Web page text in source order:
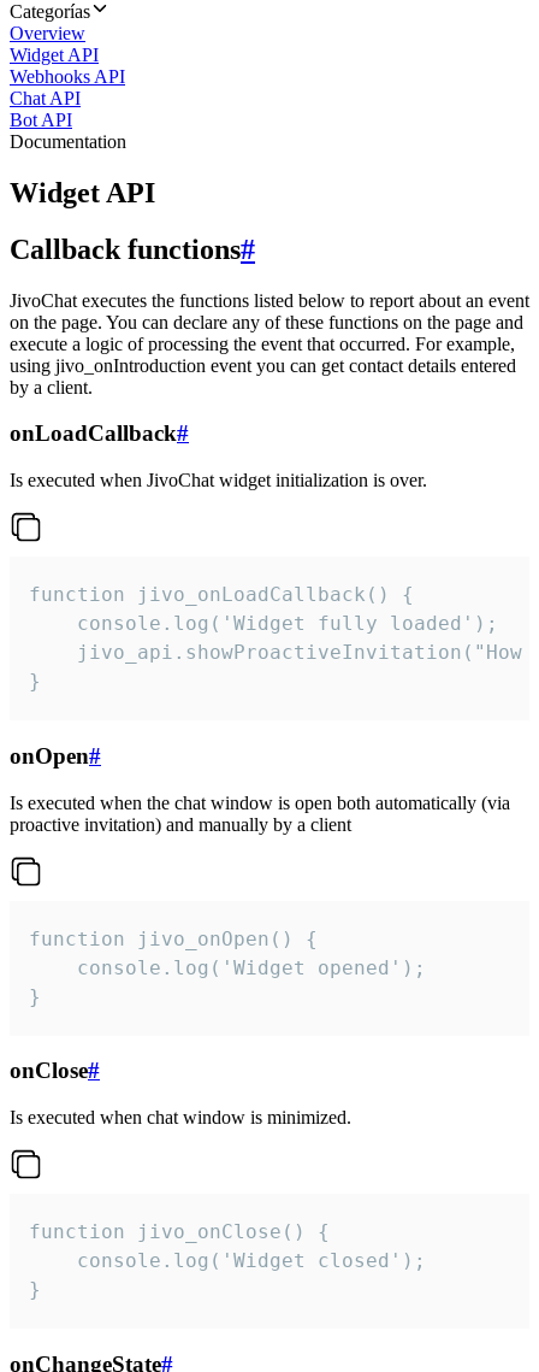
Categorías
Overview
Widget API
Webhooks API
Chat API
Bot API
Documentation
Widget API
Callback functions#
JivoChat executes the functions listed below to report about an event
on the page. You can declare any of these functions on the page and
execute a logic of processing the event that occurred. For example,
using jivo_onIntroduction event you can get contact details entered
by a client.
onLoadCallback#
Is executed when JivoChat widget initialization is over.
function jivo_onLoadCallback() {
    console.log('Widget fully loaded');
jivo_api.showProactiveInvitation("How
}
onOpen#
Is executed when the chat window is open both automatically (via
proactive invitation) and manually by a client
function jivo_onOpen() {
    console.log('Widget opened');
}
onClose#
Is executed when chat window is minimized.
function jivo_onClose() {
    console.log('Widget closed');
}
onChangeState#